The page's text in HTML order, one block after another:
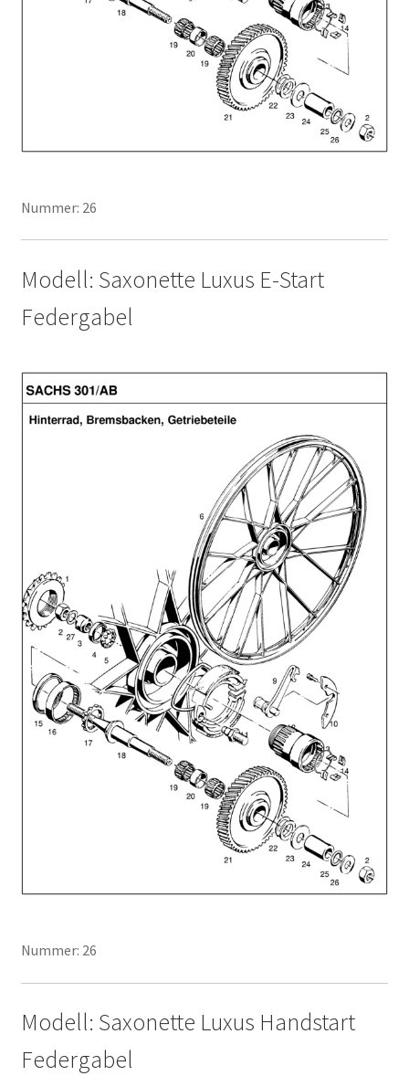
Nummer: 26
Modell: Saxonette Luxus E-Start
Federgabel
Nummer: 26
Modell: Saxonette Luxus Handstart
Federgabel